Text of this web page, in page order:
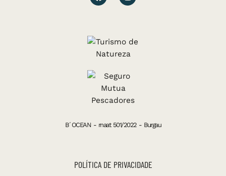
c
o
k
s
r
a
m
B´OCEAN - rnaat 501/2022 - Burgau
POLÍTICA DE PRIVACIDADE